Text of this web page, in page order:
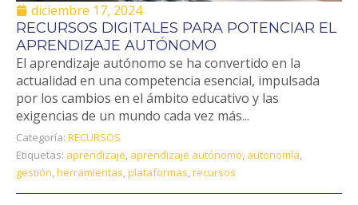
diciembre 17, 2024
RECURSOS DIGITALES PARA POTENCIAR EL
APRENDIZAJE AUTÓNOMO
El aprendizaje autónomo se ha convertido en la
actualidad en una competencia esencial, impulsada
por los cambios en el ámbito educativo y las
exigencias de un mundo cada vez más...
Categoría: RECURSOS
Etiquetas: aprendizaje aprendizaje autónomo autonomía
gestión herramientas plataformas recursos